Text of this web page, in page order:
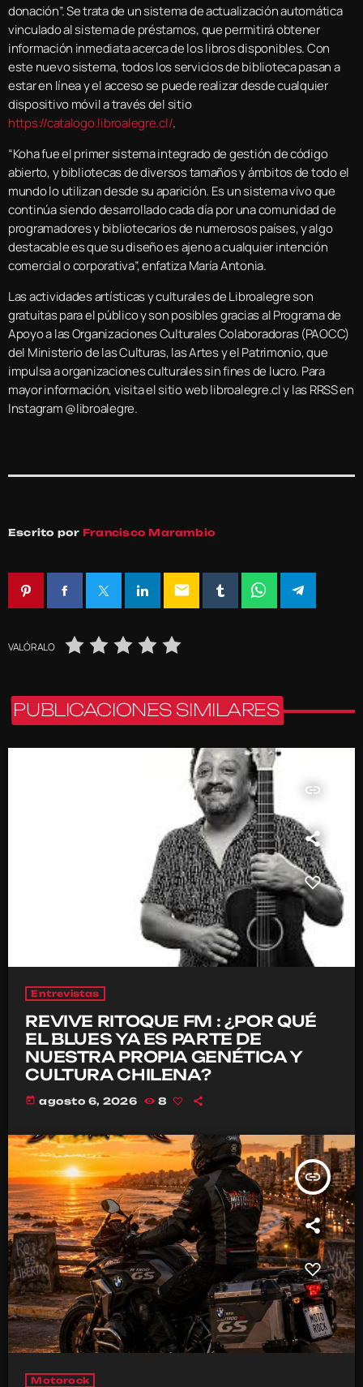
donación”. Se trata de un sistema de actualización automática
vinculado al sistema de préstamos, que permitirá obtener
información inmediata acerca de los libros disponibles. Con
este nuevo sistema, todos los servicios de biblioteca pasan a
estar en línea y el acceso se puede realizar desde cualquier
dispositivo móvil a través del sitio
https://catalogo.libroalegre.cl/.
“Koha fue el primer sistema integrado de gestión de código
abierto, y bibliotecas de diversos tamaños y ámbitos de todo el
mundo lo utilizan desde su aparición. Es un sistema vivo que
continúa siendo desarrollado cada día por una comunidad de
programadores y bibliotecarios de numerosos países, y algo
destacable es que su diseño es ajeno a cualquier intención
comercial o corporativa”, enfatiza María Antonia.
Las actividades artísticas y culturales de Libroalegre son
gratuitas para el público y son posibles gracias al Programa de
Apoyo a las Organizaciones Culturales Colaboradoras (PAOCC)
del Ministerio de las Culturas, las Artes y el Patrimonio, que
impulsa a organizaciones culturales sin fines de lucro. Para
mayor información, visita el sitio web libroalegre.cl y las RRSS en
Instagram @libroalegre.
Escrito por Francisco Marambio
email
VALÓRALO
PUBLICACIONES SIMILARES
insert_link
Entrevistas
REVIVE RITOQUE FM : ¿POR QUÉ
EL BLUES YA ES PARTE DE
NUESTRA PROPIA GENÉTICA Y
CULTURA CHILENA?
today agosto 6, 2026 8
insert_link
Motorock